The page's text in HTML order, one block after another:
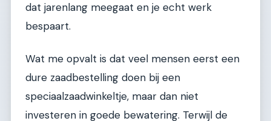
dat jarenlang meegaat en je echt werk
bespaart.
Wat me opvalt is dat veel mensen eerst een
dure zaadbestelling doen bij een
speciaalzaadwinkeltje, maar dan niet
investeren in goede bewatering. Terwijl de